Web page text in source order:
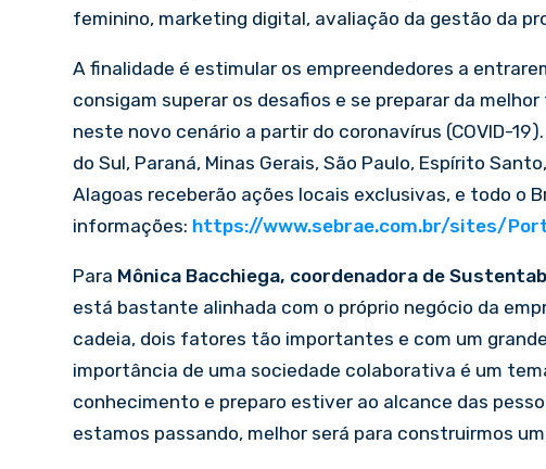
feminino, marketing digital, avaliação da gestão da
A finalidade é estimular os empreendedores a
consigam superar os desafios e se preparar da
neste novo cenário a partir do coronavírus (COVID-
do Sul, Paraná, Minas Gerais, São Paulo, Espírito
Alagoas receberão ações locais exclusivas, e todo o
informações: https://www.sebrae.com.br/sites/
Para Mônica Bacchiega, coordenadora de
está bastante alinhada com o próprio negócio da
cadeia, dois fatores tão importantes e com um
importância de uma sociedade colaborativa é um
conhecimento e preparo estiver ao alcance das
estamos passando, melhor será para construirmos